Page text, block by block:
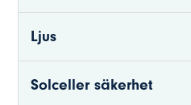
Ljus
Solceller säkerhet